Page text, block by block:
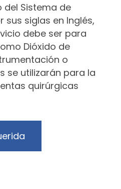
del Sistema de
sus siglas en Inglés,
debe ser para
Dióxido de
o
se utilizarán para la
quirúrgicas